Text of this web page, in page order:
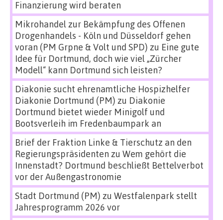
Finanzierung wird beraten
Mikrohandel zur Bekämpfung des Offenen
Drogenhandels - Köln und Düsseldorf gehen
voran (PM Grpne & Volt und SPD) zu Eine gute
Idee für Dortmund, doch wie viel „Zürcher
Modell“ kann Dortmund sich leisten?
Diakonie sucht ehrenamtliche Hospizhelfer
Diakonie Dortmund (PM) zu Diakonie
Dortmund bietet wieder Minigolf und
Bootsverleih im Fredenbaumpark an
Brief der Fraktion Linke & Tierschutz an den
Regierungspräsidenten zu Wem gehört die
Innenstadt? Dortmund beschließt Bettelverbot
vor der Außengastronomie
Stadt Dortmund (PM) zu Westfalenpark stellt
Jahresprogramm 2026 vor